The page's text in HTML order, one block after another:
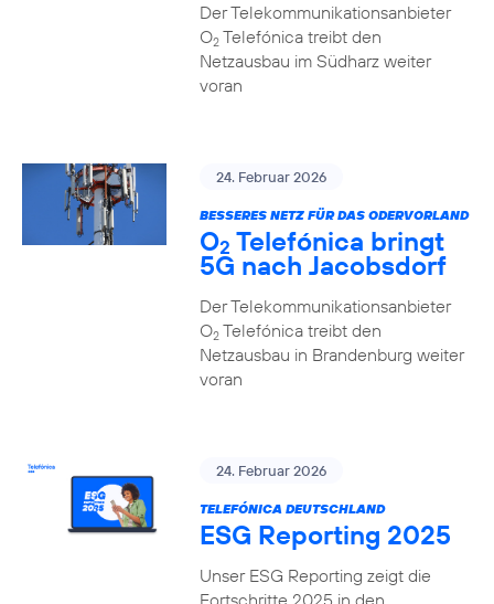
Der Telekommunikationsanbieter
O2Telefónica treibt den
Netzausbau im Südharz weiter
voran
24. Februar 2026
BESSERES NETZ FÜR DAS ODERVORLAND
O2 Telefónica bringt
5G nach Jacobsdorf
Der Telekommunikationsanbieter
O2Telefónica treibt den
Netzausbau in Brandenburg weiter
voran
24. Februar 2026
TELEFÓNICA DEUTSCHLAND
ESG Reporting 2025
Unser ESG Reporting zeigt die
Fortschritte 2025 in den